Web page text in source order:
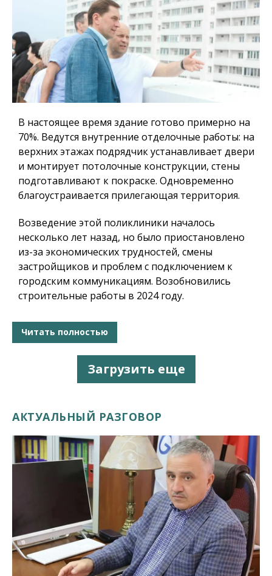
В настоящее время здание готово примерно на
70%. Ведутся внутренние отделочные работы: на
верхних этажах подрядчик устанавливает двери
и монтирует потолочные конструкции, стены
подготавливают к покраске. Одновременно
благоустраивается прилегающая территория.
Возведение этой поликлиники началось
несколько лет назад, но было приостановлено
из-за экономических трудностей, смены
застройщиков и проблем с подключением к
городским коммуникациям. Возобновились
строительные работы в 2024 году.
Читать полностью
Загрузить еще
АКТУАЛЬНЫЙ РАЗГОВОР